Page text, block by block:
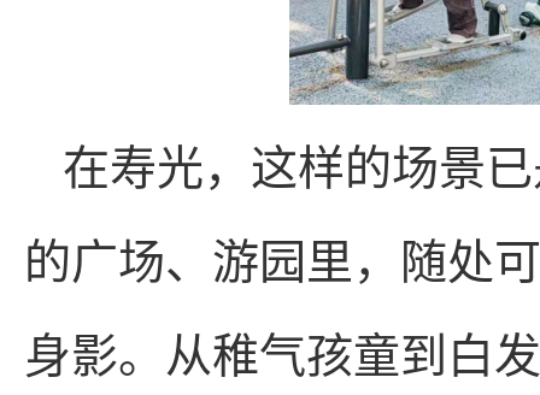
在寿光，这样的场景
的广场、游园里，随处
身影。从稚气孩童到白